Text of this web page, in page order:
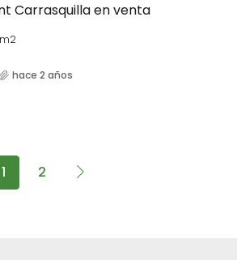
Carrasquilla en venta
m2
hace 2 años
1 2